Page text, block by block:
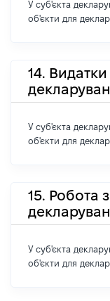
У суб'єкта
об'єкти для
14.
У суб'єкта
об'єкти для
15. Робота
У суб'єкта
об'єкти для